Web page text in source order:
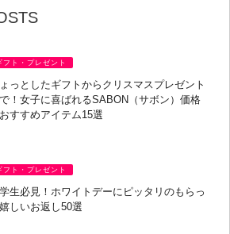
フト・プレゼント
っとしたギフトからクリスマスプレゼント
！女子に喜ばれるSABON（サボン）価格
すすめアイテム15選
フト・プレゼント
生必見！ホワイトデーにピッタリのもらっ
しいお返し50選